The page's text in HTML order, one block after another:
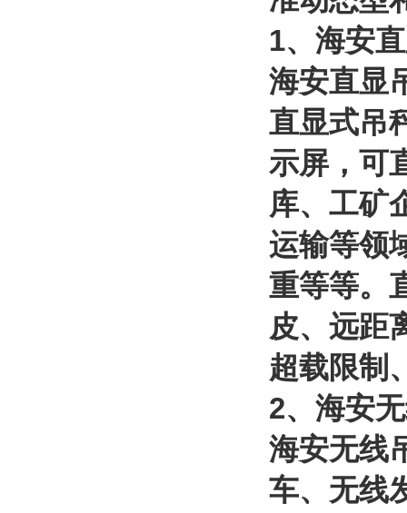
1、海安
海安直显
直显式吊
示屏 ，
库、工矿
运输等领
重等等。
皮、远距
超载限制
2、海安
海安无线
车、无线